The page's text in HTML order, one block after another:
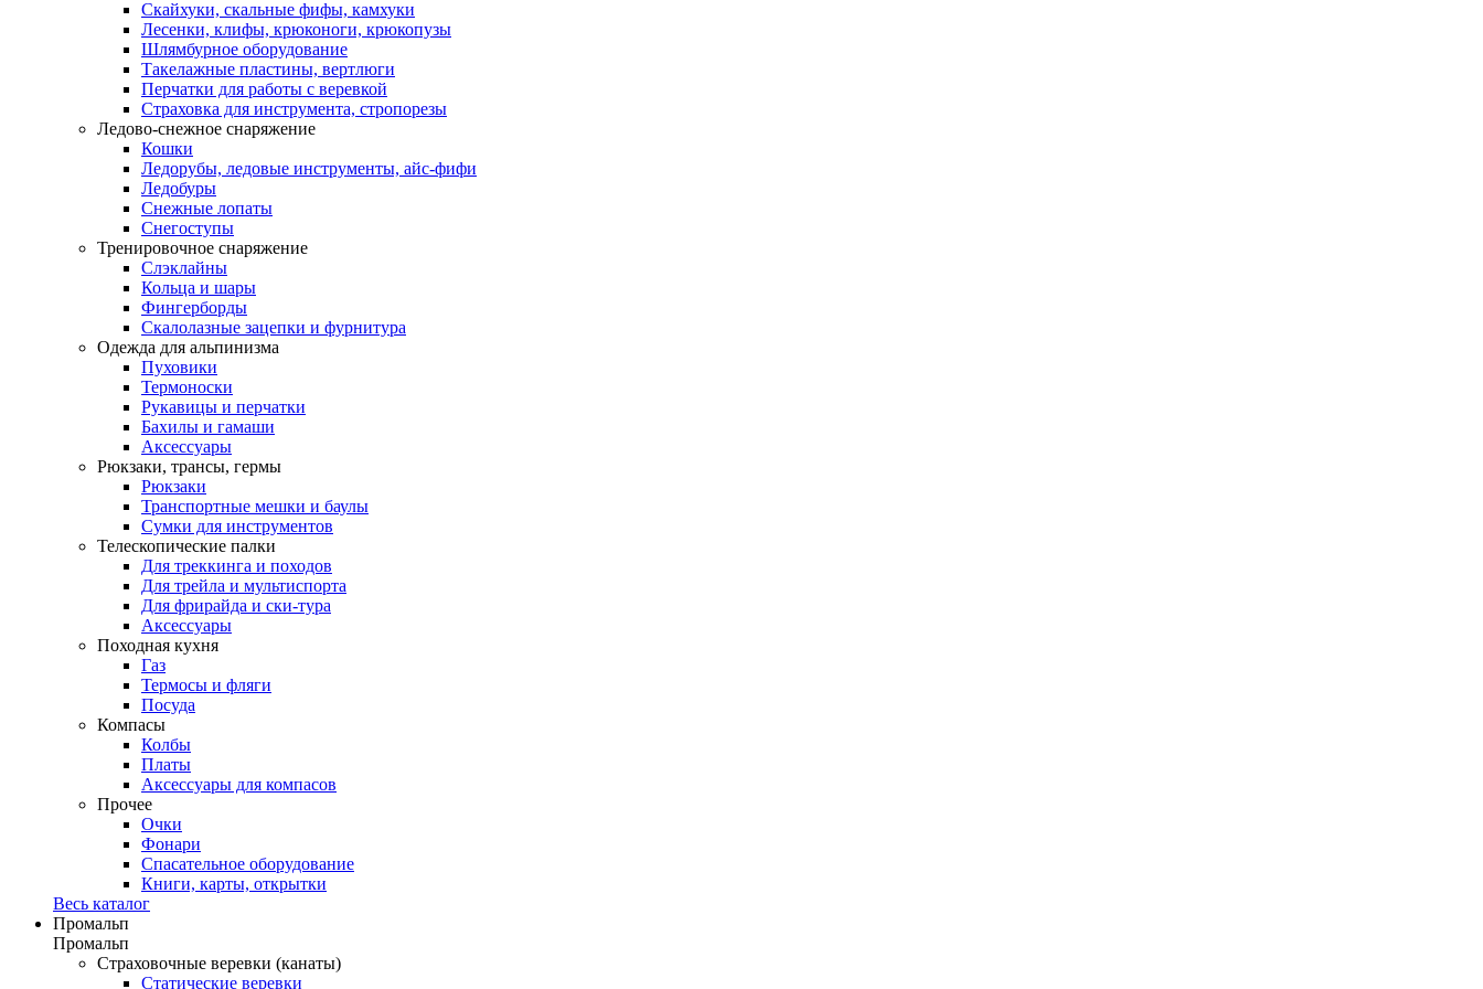
Скайхуки, скальные фифы, камхуки
Лесенки, клифы, крюконоги, крюкопузы
Шлямбурное оборудование
Такелажные пластины, вертлюги
Перчатки для работы с веревкой
Страховка для инструмента, стропорезы
Ледово-снежное снаряжение
Кошки
Ледорубы, ледовые инструменты, айс-фифи
Ледобуры
Снежные лопаты
Снегоступы
Тренировочное снаряжение
Слэклайны
Кольца и шары
Фингерборды
Скалолазные зацепки и фурнитура
Одежда для альпинизма
Пуховики
Термоноски
Рукавицы и перчатки
Бахилы и гамаши
Аксессуары
Рюкзаки, трансы, гермы
Рюкзаки
Транспортные мешки и баулы
Сумки для инструментов
Телескопические палки
Для треккинга и походов
Для трейла и мультиспорта
Для фрирайда и ски-тура
Аксессуары
Походная кухня
Газ
Термосы и фляги
Посуда
Компасы
Колбы
Платы
Аксессуары для компасов
Прочее
Очки
Фонари
Спасательное оборудование
Книги, карты, открытки
Весь каталог
Промальп
Промальп
Страховочные веревки (канаты)
Статические веревки